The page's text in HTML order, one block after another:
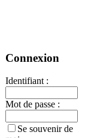
Connexion
Identifiant :
Mot de passe :
Se souvenir de